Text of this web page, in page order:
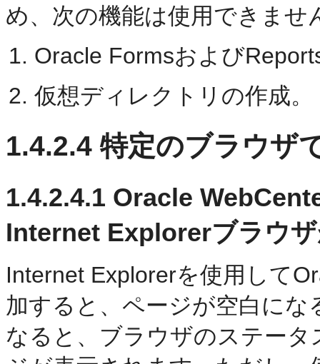
め、次の機能は使用できませ
Oracle Formsおよび
仮想ディレクトリの作成。
1.4.2.4 特定のブラウザ
1.4.2.4.1 Oracle
Internet Explorerブラウ
Internet Explorerを使用して
加すると、ページが空白に
なると、ブラウザのステー